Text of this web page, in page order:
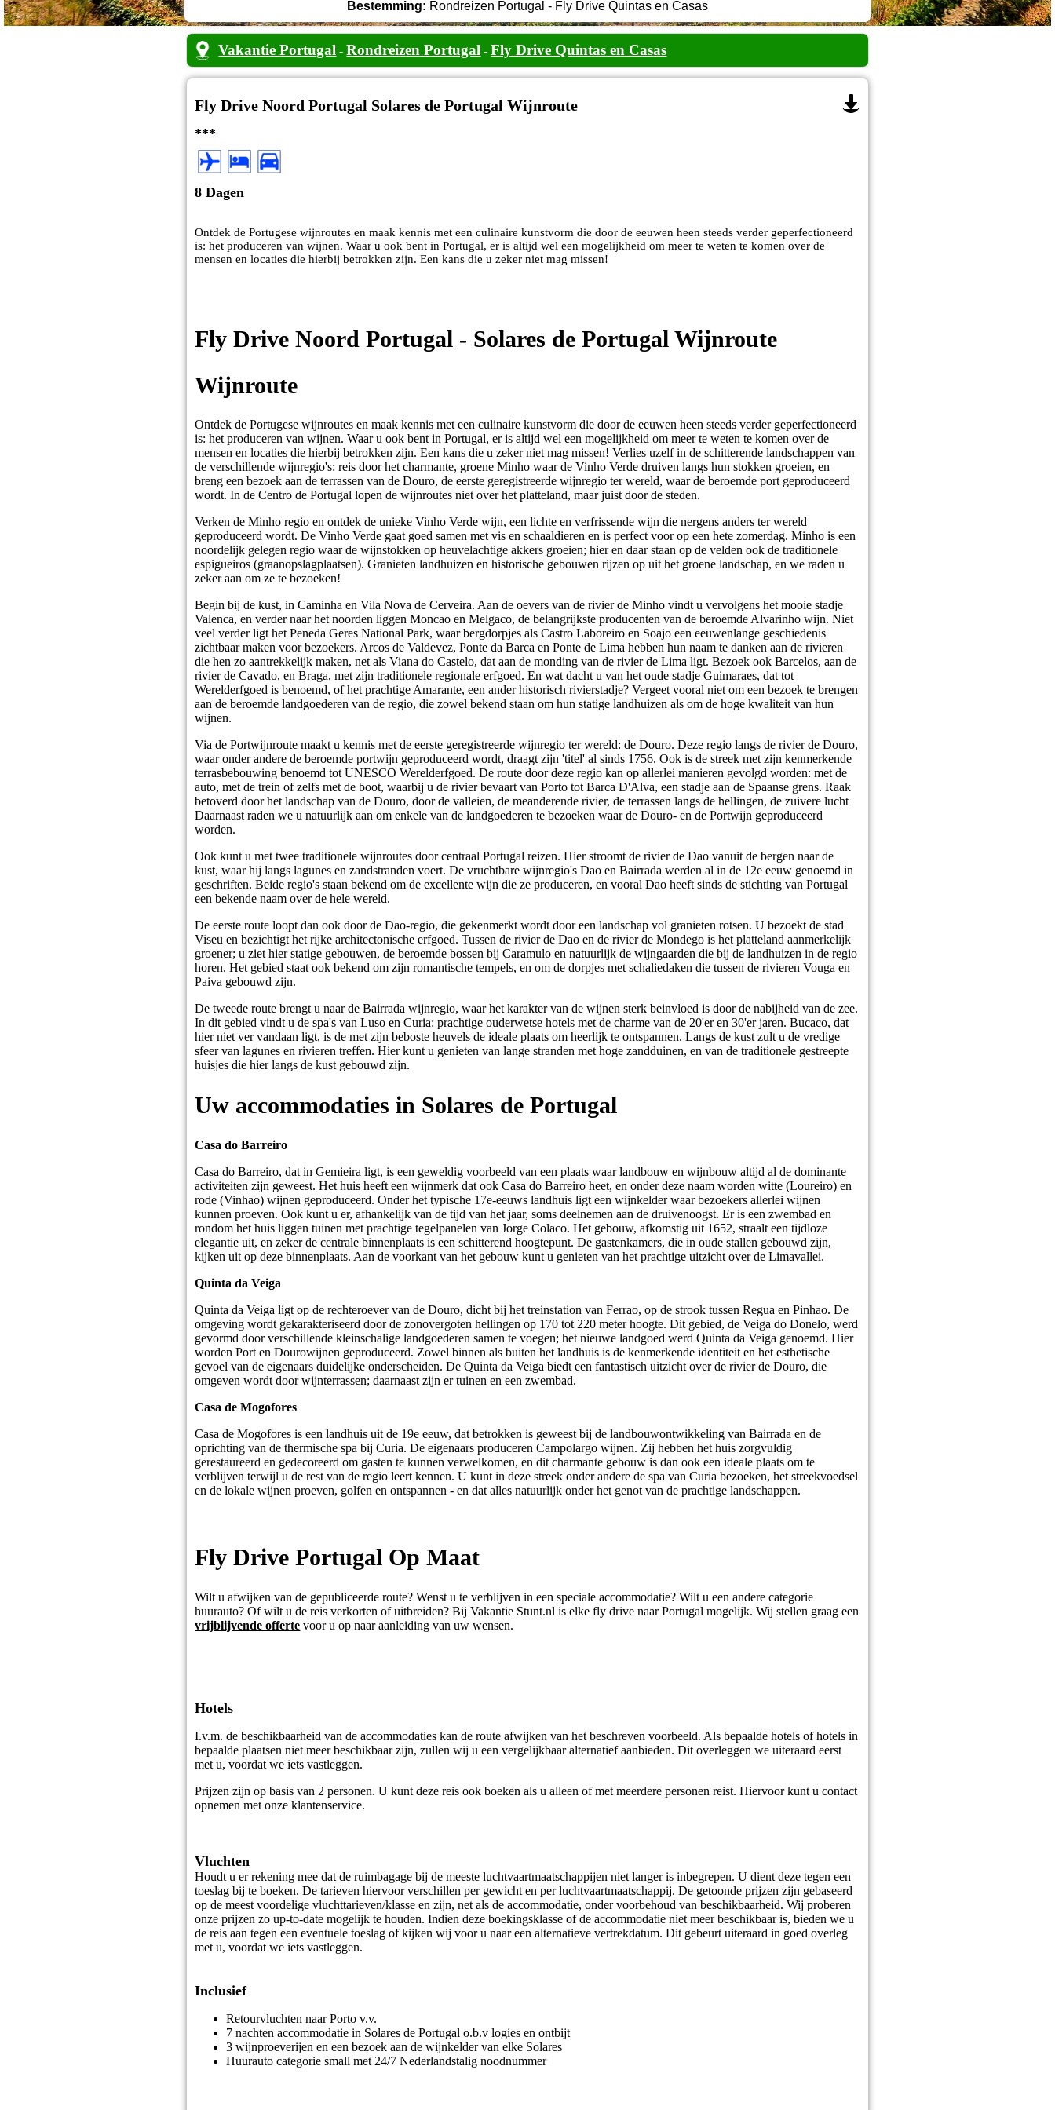
Bestemming: Rondreizen Portugal - Fly Drive Quintas en Casas
Vakantie Portugal - Rondreizen Portugal - Fly Drive Quintas en Casas
Fly Drive Noord Portugal Solares de Portugal Wijnroute
***
8 Dagen
Ontdek de Portugese wijnroutes en maak kennis met een culinaire kunstvorm die door de eeuwen heen steeds verder geperfectioneerd
is: het produceren van wijnen. Waar u ook bent in Portugal, er is altijd wel een mogelijkheid om meer te weten te komen over de
mensen en locaties die hierbij betrokken zijn. Een kans die u zeker niet mag missen!
Fly Drive Noord Portugal - Solares de Portugal Wijnroute
Wijnroute
Ontdek de Portugese wijnroutes en maak kennis met een culinaire kunstvorm die door de eeuwen heen steeds verder geperfectioneerd
is: het produceren van wijnen. Waar u ook bent in Portugal, er is altijd wel een mogelijkheid om meer te weten te komen over de
mensen en locaties die hierbij betrokken zijn. Een kans die u zeker niet mag missen! Verlies uzelf in de schitterende landschappen van
de verschillende wijnregio's: reis door het charmante, groene Minho waar de Vinho Verde druiven langs hun stokken groeien, en
breng een bezoek aan de terrassen van de Douro, de eerste geregistreerde wijnregio ter wereld, waar de beroemde port geproduceerd
wordt. In de Centro de Portugal lopen de wijnroutes niet over het platteland, maar juist door de steden.
Verken de Minho regio en ontdek de unieke Vinho Verde wijn, een lichte en verfrissende wijn die nergens anders ter wereld
geproduceerd wordt. De Vinho Verde gaat goed samen met vis en schaaldieren en is perfect voor op een hete zomerdag. Minho is een
noordelijk gelegen regio waar de wijnstokken op heuvelachtige akkers groeien; hier en daar staan op de velden ook de traditionele
espigueiros (graanopslagplaatsen). Granieten landhuizen en historische gebouwen rijzen op uit het groene landschap, en we raden u
zeker aan om ze te bezoeken!
Begin bij de kust, in Caminha en Vila Nova de Cerveira. Aan de oevers van de rivier de Minho vindt u vervolgens het mooie stadje
Valenca, en verder naar het noorden liggen Moncao en Melgaco, de belangrijkste producenten van de beroemde Alvarinho wijn. Niet
veel verder ligt het Peneda Geres National Park, waar bergdorpjes als Castro Laboreiro en Soajo een eeuwenlange geschiedenis
zichtbaar maken voor bezoekers. Arcos de Valdevez, Ponte da Barca en Ponte de Lima hebben hun naam te danken aan de rivieren
die hen zo aantrekkelijk maken, net als Viana do Castelo, dat aan de monding van de rivier de Lima ligt. Bezoek ook Barcelos, aan de
rivier de Cavado, en Braga, met zijn traditionele regionale erfgoed. En wat dacht u van het oude stadje Guimaraes, dat tot
Werelderfgoed is benoemd, of het prachtige Amarante, een ander historisch rivierstadje? Vergeet vooral niet om een bezoek te brengen
aan de beroemde landgoederen van de regio, die zowel bekend staan om hun statige landhuizen als om de hoge kwaliteit van hun
wijnen.
Via de Portwijnroute maakt u kennis met de eerste geregistreerde wijnregio ter wereld: de Douro. Deze regio langs de rivier de Douro,
waar onder andere de beroemde portwijn geproduceerd wordt, draagt zijn 'titel' al sinds 1756. Ook is de streek met zijn kenmerkende
terrasbebouwing benoemd tot UNESCO Werelderfgoed. De route door deze regio kan op allerlei manieren gevolgd worden: met de
auto, met de trein of zelfs met de boot, waarbij u de rivier bevaart van Porto tot Barca D'Alva, een stadje aan de Spaanse grens. Raak
betoverd door het landschap van de Douro, door de valleien, de meanderende rivier, de terrassen langs de hellingen, de zuivere lucht
Daarnaast raden we u natuurlijk aan om enkele van de landgoederen te bezoeken waar de Douro- en de Portwijn geproduceerd
worden.
Ook kunt u met twee traditionele wijnroutes door centraal Portugal reizen. Hier stroomt de rivier de Dao vanuit de bergen naar de
kust, waar hij langs lagunes en zandstranden voert. De vruchtbare wijnregio's Dao en Bairrada werden al in de 12e eeuw genoemd in
geschriften. Beide regio's staan bekend om de excellente wijn die ze produceren, en vooral Dao heeft sinds de stichting van Portugal
een bekende naam over de hele wereld.
De eerste route loopt dan ook door de Dao-regio, die gekenmerkt wordt door een landschap vol granieten rotsen. U bezoekt de stad
Viseu en bezichtigt het rijke architectonische erfgoed. Tussen de rivier de Dao en de rivier de Mondego is het platteland aanmerkelijk
groener; u ziet hier statige gebouwen, de beroemde bossen bij Caramulo en natuurlijk de wijngaarden die bij de landhuizen in de regio
horen. Het gebied staat ook bekend om zijn romantische tempels, en om de dorpjes met schaliedaken die tussen de rivieren Vouga en
Paiva gebouwd zijn.
De tweede route brengt u naar de Bairrada wijnregio, waar het karakter van de wijnen sterk beinvloed is door de nabijheid van de zee.
In dit gebied vindt u de spa's van Luso en Curia: prachtige ouderwetse hotels met de charme van de 20'er en 30'er jaren. Bucaco, dat
hier niet ver vandaan ligt, is de met zijn beboste heuvels de ideale plaats om heerlijk te ontspannen. Langs de kust zult u de vredige
sfeer van lagunes en rivieren treffen. Hier kunt u genieten van lange stranden met hoge zandduinen, en van de traditionele gestreepte
huisjes die hier langs de kust gebouwd zijn.
Uw accommodaties in Solares de Portugal
Casa do Barreiro
Casa do Barreiro, dat in Gemieira ligt, is een geweldig voorbeeld van een plaats waar landbouw en wijnbouw altijd al de dominante
activiteiten zijn geweest. Het huis heeft een wijnmerk dat ook Casa do Barreiro heet, en onder deze naam worden witte (Loureiro) en
rode (Vinhao) wijnen geproduceerd. Onder het typische 17e-eeuws landhuis ligt een wijnkelder waar bezoekers allerlei wijnen
kunnen proeven. Ook kunt u er, afhankelijk van de tijd van het jaar, soms deelnemen aan de druivenoogst. Er is een zwembad en
rondom het huis liggen tuinen met prachtige tegelpanelen van Jorge Colaco. Het gebouw, afkomstig uit 1652, straalt een tijdloze
elegantie uit, en zeker de centrale binnenplaats is een schitterend hoogtepunt. De gastenkamers, die in oude stallen gebouwd zijn,
kijken uit op deze binnenplaats. Aan de voorkant van het gebouw kunt u genieten van het prachtige uitzicht over de Limavallei.
Quinta da Veiga
Quinta da Veiga ligt op de rechteroever van de Douro, dicht bij het treinstation van Ferrao, op de strook tussen Regua en Pinhao. De
omgeving wordt gekarakteriseerd door de zonovergoten hellingen op 170 tot 220 meter hoogte. Dit gebied, de Veiga do Donelo, werd
gevormd door verschillende kleinschalige landgoederen samen te voegen; het nieuwe landgoed werd Quinta da Veiga genoemd. Hier
worden Port en Dourowijnen geproduceerd. Zowel binnen als buiten het landhuis is de kenmerkende identiteit en het esthetische
gevoel van de eigenaars duidelijke onderscheiden. De Quinta da Veiga biedt een fantastisch uitzicht over de rivier de Douro, die
omgeven wordt door wijnterrassen; daarnaast zijn er tuinen en een zwembad.
Casa de Mogofores
Casa de Mogofores is een landhuis uit de 19e eeuw, dat betrokken is geweest bij de landbouwontwikkeling van Bairrada en de
oprichting van de thermische spa bij Curia. De eigenaars produceren Campolargo wijnen. Zij hebben het huis zorgvuldig
gerestaureerd en gedecoreerd om gasten te kunnen verwelkomen, en dit charmante gebouw is dan ook een ideale plaats om te
verblijven terwijl u de rest van de regio leert kennen. U kunt in deze streek onder andere de spa van Curia bezoeken, het streekvoedsel
en de lokale wijnen proeven, golfen en ontspannen - en dat alles natuurlijk onder het genot van de prachtige landschappen.
Fly Drive Portugal Op Maat
Wilt u afwijken van de gepubliceerde route? Wenst u te verblijven in een speciale accommodatie? Wilt u een andere categorie
huurauto? Of wilt u de reis verkorten of uitbreiden? Bij Vakantie Stunt.nl is elke fly drive naar Portugal mogelijk. Wij stellen graag een
vrijblijvende offerte voor u op naar aanleiding van uw wensen.
Hotels
I.v.m. de beschikbaarheid van de accommodaties kan de route afwijken van het beschreven voorbeeld. Als bepaalde hotels of hotels in
bepaalde plaatsen niet meer beschikbaar zijn, zullen wij u een vergelijkbaar alternatief aanbieden. Dit overleggen we uiteraard eerst
met u, voordat we iets vastleggen.
Prijzen zijn op basis van 2 personen. U kunt deze reis ook boeken als u alleen of met meerdere personen reist. Hiervoor kunt u contact
opnemen met onze klantenservice.
Vluchten
Houdt u er rekening mee dat de ruimbagage bij de meeste luchtvaartmaatschappijen niet langer is inbegrepen. U dient deze tegen een
toeslag bij te boeken. De tarieven hiervoor verschillen per gewicht en per luchtvaartmaatschappij. De getoonde prijzen zijn gebaseerd
op de meest voordelige vluchttarieven/klasse en zijn, net als de accommodatie, onder voorbehoud van beschikbaarheid. Wij proberen
onze prijzen zo up-to-date mogelijk te houden. Indien deze boekingsklasse of de accommodatie niet meer beschikbaar is, bieden we u
de reis aan tegen een eventuele toeslag of kijken wij voor u naar een alternatieve vertrekdatum. Dit gebeurt uiteraard in goed overleg
met u, voordat we iets vastleggen.
Inclusief
Retourvluchten naar Porto v.v.
7 nachten accommodatie in Solares de Portugal o.b.v logies en ontbijt
3 wijnproeverijen en een bezoek aan de wijnkelder van elke Solares
Huurauto categorie small met 24/7 Nederlandstalig noodnummer